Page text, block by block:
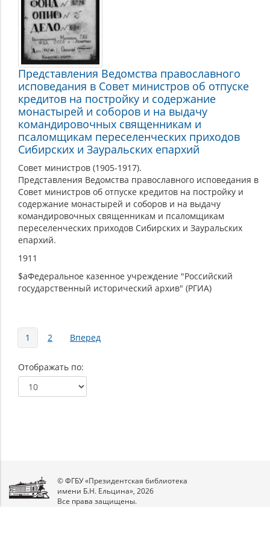
Представления Ведомства православного
исповедания в Совет министров об отпуске
кредитов на постройку и содержание
монастырей и соборов и на выдачу
командировочных священникам и
псаломщикам переселенческих приходов
Сибирских и Зауральских епархий
Совет министров (1905-1917).
Представления Ведомства православного исповедания в
Совет министров об отпуске кредитов на постройку и
содержание монастырей и соборов и на выдачу
командировочных священникам и псаломщикам
переселенческих приходов Сибирских и Зауральских
епархий.
1911
$aФедеральное казенное учреждение "Российский
государственный исторический архив" (РГИА)
Страницы
1 2 Вперед
Отображать по
© ФГБУ «Президентская библиотека
имени Б.Н. Ельцина», 2026
Все права защищены.